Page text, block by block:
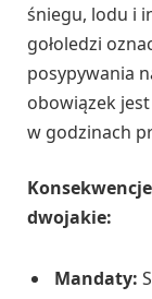
śniegu, lodu i
gołoledzi
posypywania
obowiązek
w godzinach
dwojakie:
Mandaty: